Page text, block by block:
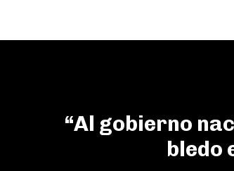
“Al gobierno
bledo